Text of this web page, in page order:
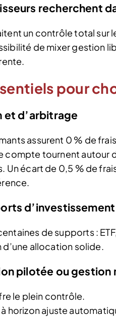
recherchent
un contrôle total sur
de mixer gestion
pour
et d’arbitrage
assurent 0 % de
compte tournent autour
Un écart de 0,5 % de
d’investissement
de supports :
allocation solide.
pilotée ou gestion
le plein contrôle.
horizon ajuste